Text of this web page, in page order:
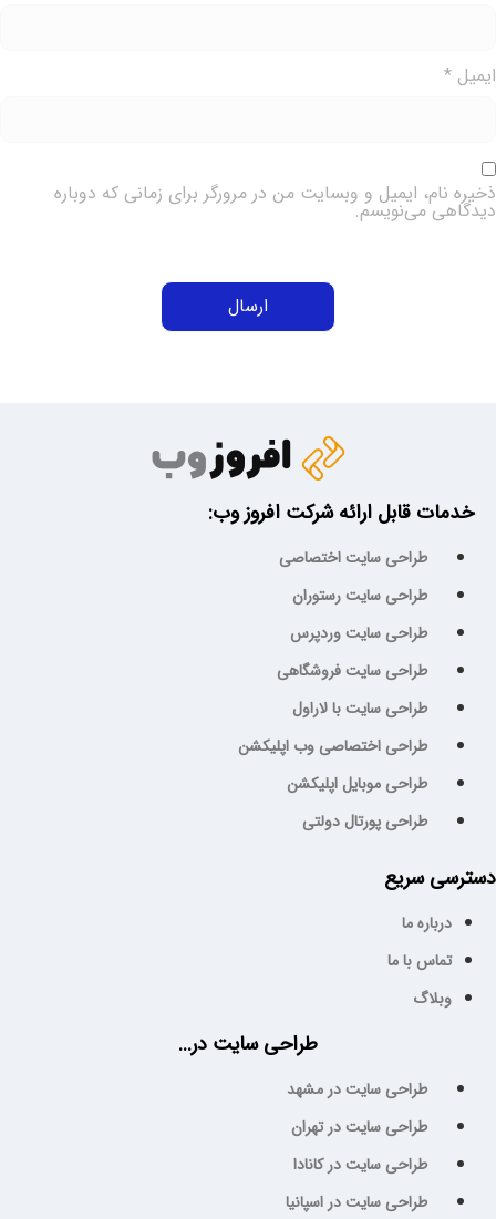
ایمیل *
ذخیره نام، ایمیل و وبسایت من در مرورگر برای زمانی که دوباره
دیدگاهی می‌نویسم.
خدمات قابل ارائه شرکت افروز وب:
طراحی سایت اختصاصی
طراحی سایت رستوران
طراحی سایت وردپرس
طراحی سایت فروشگاهی
طراحی سایت با لاراول
طراحی اختصاصی وب اپلیکشن
طراحی موبایل اپلیکشن
طراحی پورتال دولتی
دسترسی سریع
درباره ما
تماس با ما
وبلاگ
طراحی سایت در...
طراحی سایت در مشهد
طراحی سایت در تهران
طراحی سایت در کانادا
طراحی سایت در اسپانیا